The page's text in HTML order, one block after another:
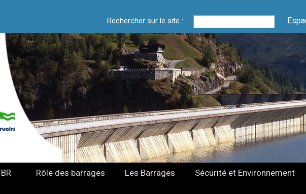
Rechercher sur le site :
Rôle des barrages Les Barrages Sécurité et Environnement